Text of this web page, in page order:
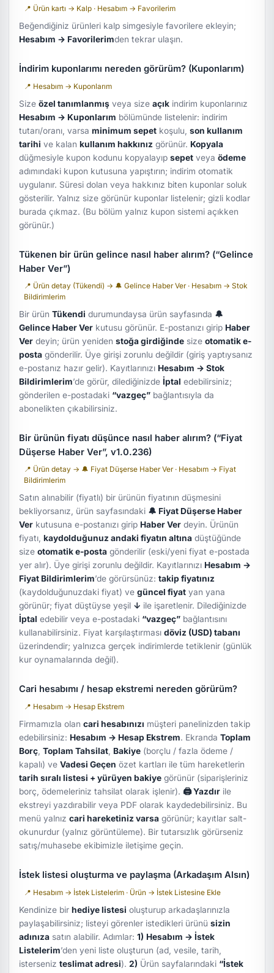
📍 Ürün kartı → Kalp · Hesabım → Favorilerim
Beğendiğiniz ürünleri kalp simgesiyle favorilere ekleyin;
Hesabım → Favorilerimden tekrar ulaşın.
İndirim kuponlarımı nereden görürüm? (Kuponlarım)
📍 Hesabım → Kuponlarım
Sizeözel tanımlanmış veya sizeaçık indirim kuponlarınız
Hesabım → Kuponlarım bölümünde listelenir: indirim
tutarı/oranı, varsaminimum sepet koşulu,son kullanım
tarihi ve kalankullanım hakkınız görünür. Kopyala
düğmesiyle kupon kodunu kopyalayıpsepet veyaödeme
adımındaki kupon kutusuna yapıştırın; indirim otomatik
uygulanır. Süresi dolan veya hakkınız biten kuponlar soluk
gösterilir. Yalnız size görünür kuponlar listelenir; gizli kodlar
burada çıkmaz. (Bu bölüm yalnız kupon sistemi açıkken
görünür.)
Tükenen bir ürün gelince nasıl haber alırım? (“Gelince
Haber Ver”)
📍 Ürün detay (Tükendi) → 🔔 Gelince Haber Ver · Hesabım → Stok
Bildirimlerim
Bir ürünTükendi durumundaysa ürün sayfasında 🔔
Gelince Haber Ver kutusu görünür. E-postanızı girip Haber
Ver deyin; ürün yenidenstoğa girdiğinde sizeotomatik e-
posta gönderilir. Üye girişi zorunlu değildir (giriş yaptıysanız
e-postanız hazır gelir). Kayıtlarınızı Hesabım → Stok
Bildirimlerim’de görür, dilediğinizde İptal edebilirsiniz;
gönderilen e-postadaki “vazgeç” bağlantısıyla da
abonelikten çıkabilirsiniz.
Bir ürünün fiyatı düşünce nasıl haber alırım? (“Fiyat
Düşerse Haber Ver”, v1.0.236)
📍 Ürün detay → 🔔 Fiyat Düşerse Haber Ver · Hesabım → Fiyat
Bildirimlerim
Satın alınabilir (fiyatlı) bir ürünün fiyatının düşmesini
bekliyorsanız, ürün sayfasındaki 🔔 Fiyat Düşerse Haber
Ver kutusuna e-postanızı girip Haber Ver deyin. Ürünün
fiyatı,kaydolduğunuz andaki fiyatın altına düştüğünde
sizeotomatik e-posta gönderilir (eski/yeni fiyat e-postada
yer alır). Üye girişi zorunlu değildir. Kayıtlarınızı Hesabım →
Fiyat Bildirimlerim’de görürsünüz:takip fiyatınız
(kaydolduğunuzdaki fiyat) vegüncel fiyat yan yana
görünür; fiyat düştüyse yeşil ↓ ile işaretlenir. Dilediğinizde
İptal edebilir veya e-postadaki “vazgeç” bağlantısını
kullanabilirsiniz. Fiyat karşılaştırmasıdöviz (USD) tabanı
üzerindendir; yalnızca gerçek indirimlerde tetiklenir (günlük
kur oynamalarında değil).
Cari hesabımı / hesap ekstremi nereden görürüm?
📍 Hesabım → Hesap Ekstrem
Firmamızla olancari hesabınızı müşteri panelinizden takip
edebilirsiniz: Hesabım → Hesap Ekstrem. EkrandaToplam
Borç ,Toplam Tahsilat Bakiye (borçlu / fazla ödeme /
kapalı) veVadesi Geçen özet kartları ile tüm hareketlerin
tarih sıralı listesi + yürüyen bakiye görünür (siparişleriniz
borç, ödemeleriniz tahsilat olarak işlenir). 🖨 Yazdır ile
ekstreyi yazdırabilir veya PDF olarak kaydedebilirsiniz. Bu
menü yalnızcari hareketiniz varsa görünür; kayıtlar salt-
okunurdur (yalnız görüntüleme). Bir tutarsızlık görürseniz
satış/muhasebe ekibimizle iletişime geçin.
İstek listesi oluşturma ve paylaşma (Arkadaşım Alsın)
📍 Hesabım → İstek Listelerim · Ürün → İstek Listesine Ekle
Kendinize birhediye listesi oluşturup arkadaşlarınızla
paylaşabilirsiniz; listeyi görenler istedikleri ürünüsizin
adınıza satın alabilir. Adımlar:1) Hesabım → İstek
Listelerim’den yeni liste oluşturun (ad, vesile, tarih,
istersenizteslimat adresi).2) Ürün sayfalarındaki “İstek